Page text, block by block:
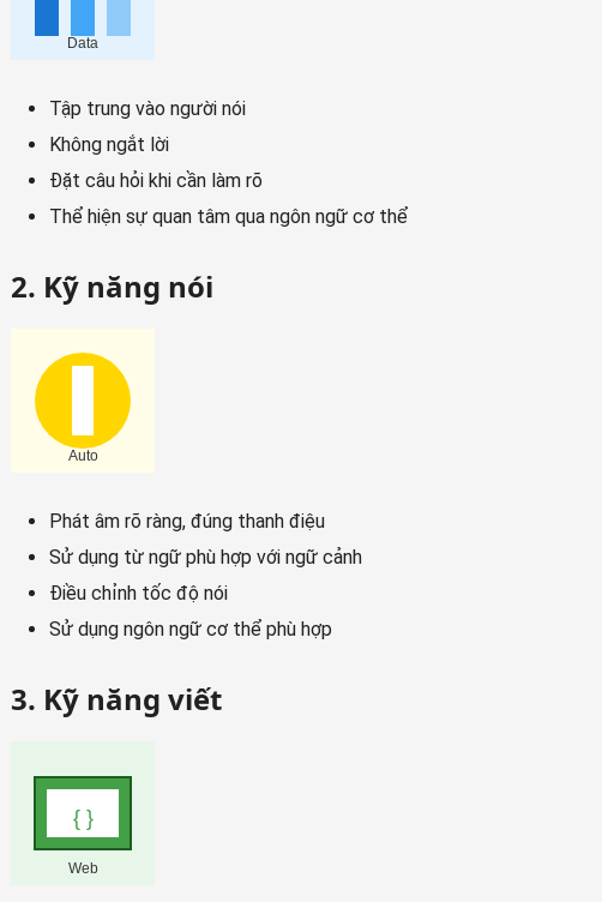
Tập trung vào người nói
Không ngắt lời
Đặt câu hỏi khi cần làm rõ
Thể hiện sự quan tâm qua ngôn ngữ cơ thể
2. Kỹ năng nói
Phát âm rõ ràng, đúng thanh điệu
Sử dụng từ ngữ phù hợp với ngữ cảnh
Điều chỉnh tốc độ nói
Sử dụng ngôn ngữ cơ thể phù hợp
3. Kỹ năng viết